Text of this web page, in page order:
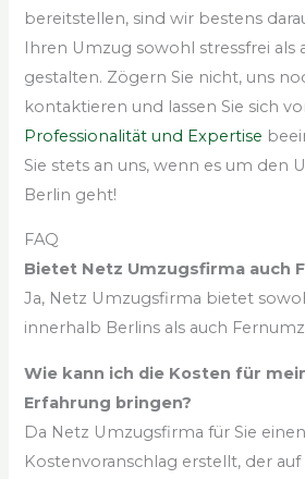
bereitstellen, sind wir bestens
Ihren Umzug sowohl stressfrei als
gestalten. Zögern Sie nicht, uns
kontaktieren und lassen Sie sich
Professionalität und Expertise
Sie stets an uns, wenn es um den
Berlin geht!
FAQ
Bietet Netz Umzugsfirma auch
Ja, Netz Umzugsfirma bietet
innerhalb Berlins als auch
Wie kann ich die Kosten für
Erfahrung bringen?
Da Netz Umzugsfirma für Sie
Kostenvoranschlag erstellt, der